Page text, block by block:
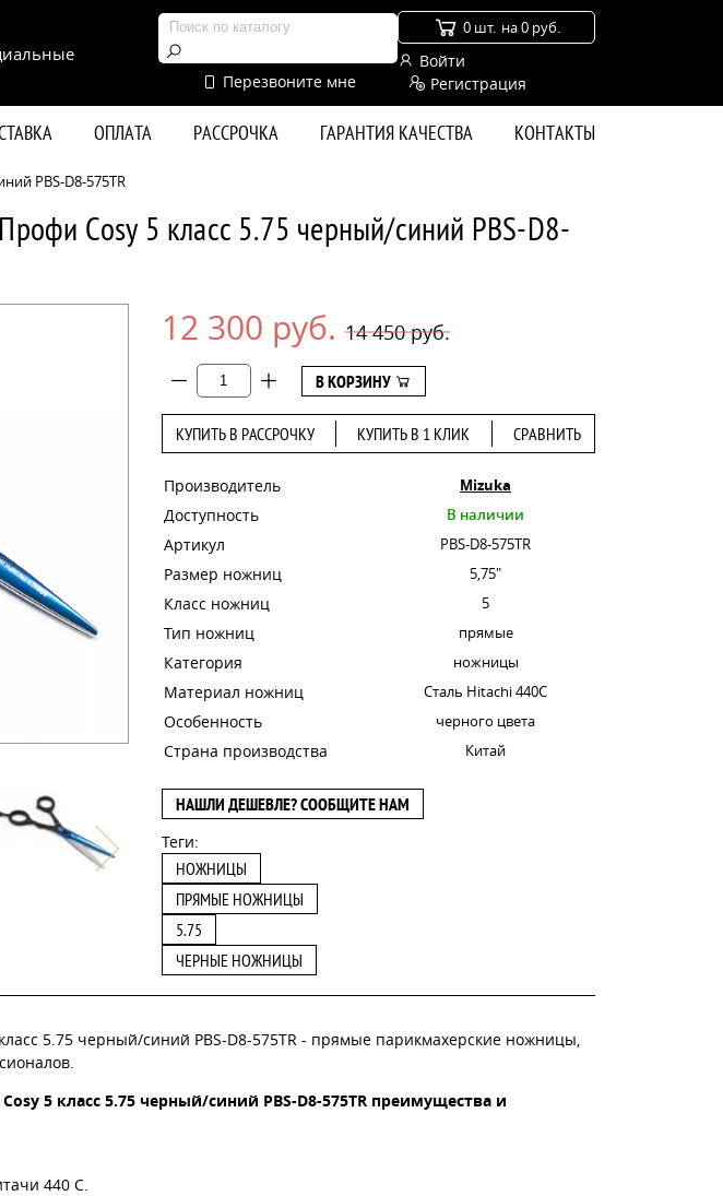
Перезвоните мне
0 шт. на 0 руб.
Войти
Регистрация
ОПЛАТА РАССРОЧКА ГАРАНТИЯ КАЧЕСТВА КОНТАКТЫ
PBS-D8-575TR
Cosy 5 класс 5.75 черный/синий PBS-D8-
12 300 руб. 14 450 руб.
В КОРЗИНУ
КУПИТЬ В РАССРОЧКУ КУПИТЬ В 1 КЛИК СРАВНИТЬ
Производитель Mizuka
Доступность В наличии
Артикул PBS-D8-575TR
Размер ножниц 5,75"
Класс ножниц 5
Тип ножниц прямые
Категория ножницы
Материал ножниц Сталь Hitachi 440C
Особенность черного цвета
Страна производства Китай
НАШЛИ ДЕШЕВЛЕ? СООБЩИТЕ НАМ
Теги:
НОЖНИЦЫ
ПРЯМЫЕ НОЖНИЦЫ
5.75
ЧЕРНЫЕ НОЖНИЦЫ
5.75 черный/синий PBS-D8-575TR - прямые парикмахерские ножницы,
5 класс 5.75 черный/синий PBS-D8-575TR преимущества и
440 С.